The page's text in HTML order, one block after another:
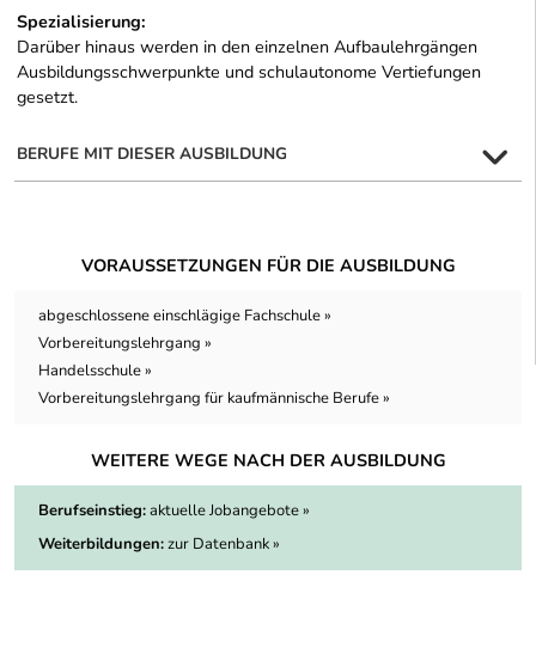
Spezialisierung:
Darüber hinaus werden in den einzelnen Aufbaulehrgängen
Ausbildungsschwerpunkte und schulautonome Vertiefungen
gesetzt.
BERUFE MIT DIESER AUSBILDUNG
VORAUSSETZUNGEN FÜR DIE AUSBILDUNG
abgeschlossene einschlägige Fachschule »
Vorbereitungslehrgang »
Handelsschule »
Vorbereitungslehrgang für kaufmännische Berufe »
WEITERE WEGE NACH DER AUSBILDUNG
Berufseinstieg:aktuelle Jobangebote »
Weiterbildungen:zur Datenbank »